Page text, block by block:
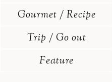
Gourmet / Recipe
Trip / Go out
Feature